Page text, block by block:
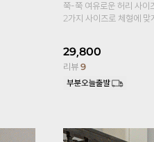
시원한 쿨링감이 느껴지는
냉장고 소재~
15,800
리뷰 458